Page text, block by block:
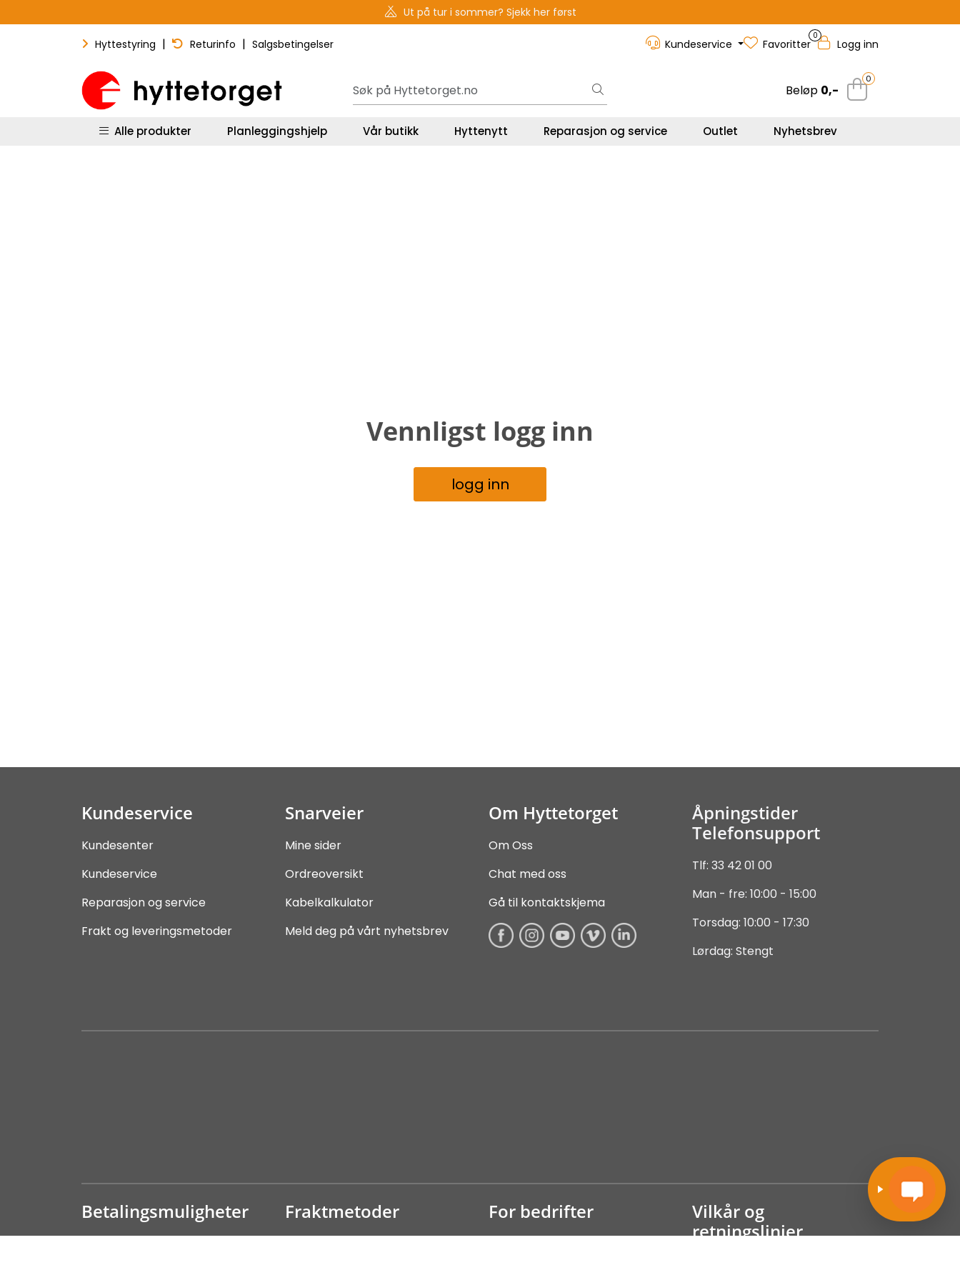
Ut på tur i sommer? Sjekk her først
Hyttestyring | Returinfo | Salgsbetingelser Kundeservice
0
Favoritter Logg inn
Beløp 0,-
0
Alle produkter Planleggingshjelp Vår butikk Hyttenytt Reparasjon og service Outlet Nyhetsbrev
Vennligst logg inn
logg inn
Kundeservice
Kundesenter
Kundeservice
Reparasjon og service
Frakt og leveringsmetoder
For bedrifter
Snarveier
Mine sider
Ordreoversikt
Kabelkalkulator
Meld deg på vårt nyhetsbrev
Om Hyttetorget
Om Oss
Chat med oss
Gå til kontaktskjema
Betalingsmuligheter
Åpningstider
Telefonsupport
Tlf: 33 42 01 00
Man - fre: 10:00 - 15:00
Torsdag: 10:00 - 17:30
Lørdag: Stengt
Fraktmetoder
Vilkår og
retningslinjer